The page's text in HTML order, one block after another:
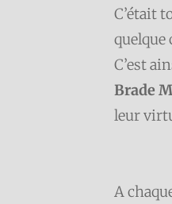
C’était
quelque
C’est
Brade
leur
A